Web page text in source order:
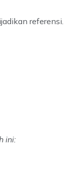
referensi.
ini: